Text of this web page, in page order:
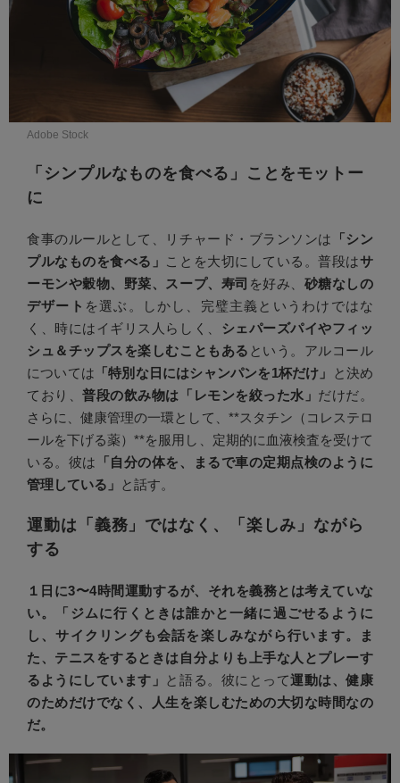
Adobe Stock
「シンプルなものを食べる」ことをモットー
に
食事のルールとして、リチャード・ブランソンは
「シン
プルなものを食べる」 ことを大切にしている。普段はサ
ーモンや穀物、野菜、スープ、寿司 を好み、 砂糖なしの
デザート を選ぶ。しかし、完璧主義というわけではな
く、時にはイギリス人らしく、 シェパーズパイやフィッ
シュ＆チップスを楽しむこともある という。アルコール
については 「特別な日にはシャンパンを1杯だけ」
と決め
ており、普段の飲み物は「レモンを絞った水」 だけだ。
さらに、健康管理の一環として、**スタチン（コレステロ
ールを下げる薬）**を服用し、定期的に血液検査を受けて
いる。彼は
「自分の体を、まるで車の定期点検のように
管理している」 と話す。
運動は「義務」ではなく、「楽しみ」ながら
する
１日に3〜4時間運動するが、それを義務とは考えていな
い。
「ジムに行くときは誰かと一緒に過ごせるように
し、サイクリングも会話を楽しみながら行います。ま
た、テニスをするときは自分よりも上手な人とプレーす
るようにしています」 と語る。彼にとって運動は、健康
のためだけでなく、人生を楽しむための大切な時間なの
だ。